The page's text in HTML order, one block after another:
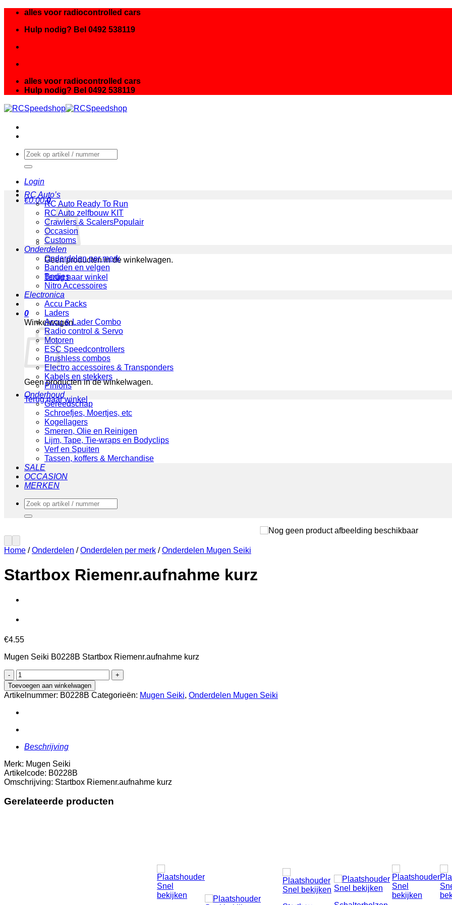
inhoud
alles voor radiocontrolled cars
Hulp nodig? Bel 0492 538119
alles voor radiocontrolled cars
Hulp nodig? Bel 0492 538119
Zoeken
naar:
Login
€0.00 0
Geen producten in de winkelwagen.
Terug naar winkel
0
Winkelwagen
Geen producten in de winkelwagen.
Terug naar winkel
RC Auto’s
RC Auto Ready To Run
RC Auto zelfbouw KIT
Crawlers & Scalers
Occasion
Customs
Onderdelen
Onderdelen per merk
Banden en velgen
Bodies
Nitro Accessoires
Electronica
Accu Packs
Laders
Accu & Lader Combo
Radio control & Servo
Motoren
ESC Speedcontrollers
Brushless combos
Electro accessoires & Transponders
Kabels en stekkers
Pinions
Onderhoud
Gereedschap
Schroefjes, Moertjes, etc
Kogellagers
Smeren, Olie en Reinigen
Lijm, Tape, Tie-wraps en Bodyclips
Verf en Spuiten
Tassen, koffers & Merchandise
SALE
OCCASION
MERKEN
Zoeken
naar:
Home / Onderdelen / Onderdelen per merk / Onderdelen Mugen Seiki
Startbox Riemenr.aufnahme kurz
€4.55
Mugen Seiki B0228B Startbox Riemenr.aufnahme kurz
Startbox
Riemenr.aufnahme
kurz
aantal
Toevoegen aan winkelwagen
Artikelnummer: B0228B Categorieën: Mugen Seiki, Onderdelen Mugen Seiki
Beschrijving
Merk: Mugen Seiki
Artikelcode: B0228B
Omschrijving: Startbox Riemenr.aufnahme kurz
Gerelateerde producten
Snel
bekijken
Snel bekijken Snel bekijken
Snel
bekijken